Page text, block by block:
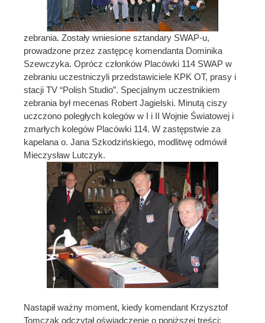
zebrania. Zostały wniesione sztandary SWAP-u,
prowadzone przez zastępcę komendanta Dominika
Szewczyka. Oprócz członków Placówki 114 SWAP w
zebraniu uczestniczyli przedstawiciele KPK OT, prasy i
stacji TV “Polish Studio”. Specjalnym uczestnikiem
zebrania był mecenas Robert Jagielski. Minutą ciszy
uczczono poległych kolegów w I i II Wojnie Światowej i
zmarłych kolegów Placówki 114. W zastępstwie za
kapelana o. Jana Szkodzińskiego, modlitwę odmówił
Mieczysław Lutczyk.
Nastapił ważny moment, kiedy komendant Krzysztof
Tomczak odczytał oświadczenie o poniższej treści: